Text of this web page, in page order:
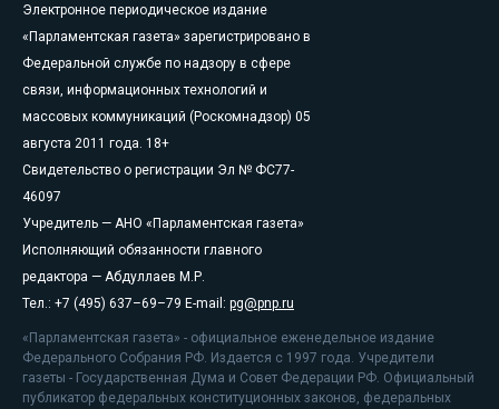
Электронное периодическое издание
«Парламентская газета» зарегистрировано в
Федеральной службе по надзору в сфере
связи, информационных технологий и
массовых коммуникаций (Роскомнадзор) 05
августа 2011 года. 18+
Свидетельство о регистрации Эл № ФС77-
46097
Учредитель — АНО «Парламентская газета»
Исполняющий обязанности главного
редактора — Абдуллаев М.Р.
Тел.: +7 (495) 637–69–79 E-mail: pg@pnp.ru
«Парламентская газета» - официальное еженедельное издание
Федерального Собрания РФ. Издается с 1997 года. Учредители
газеты - Государственная Дума и Совет Федерации РФ. Официальный
публикатор федеральных конституционных законов, федеральных